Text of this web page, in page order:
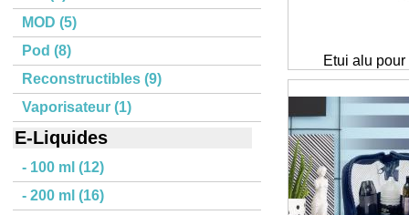
MOD (5)
Pod (8)
Reconstructibles (9)
Vaporisateur (1)
E-Liquides
- 100 ml (12)
- 200 ml (16)
Etui alu